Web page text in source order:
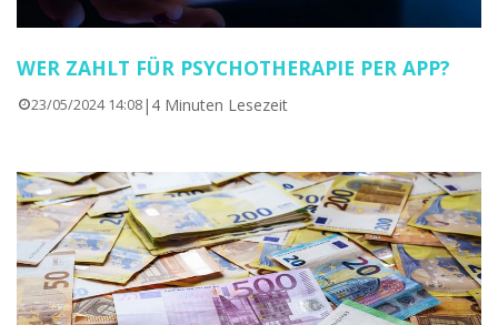
WER ZAHLT FÜR PSYCHOTHERAPIE PER APP?
23/05/2024 14:08| 4 Minuten Lesezeit